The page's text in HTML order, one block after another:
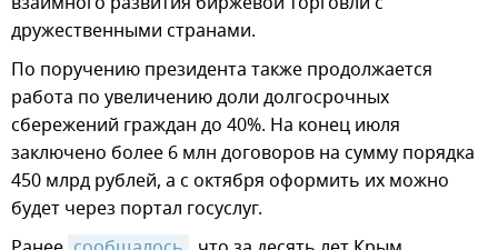
дружественными странами.
По поручению президента также продолжается
работа по увеличению доли долгосрочных
сбережений граждан до 40%. На конец июля
заключено более 6 млн договоров на сумму порядка
450 млрд рублей, а с октября оформить их можно
будет через портал госуслуг.